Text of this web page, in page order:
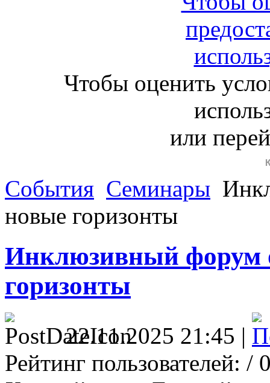
Чтобы оценить
или
События Семинары
новые горизонты
Инклюзивный форум
горизонты
22.11.2025 21:45 |
Рейтинг пользователей: /